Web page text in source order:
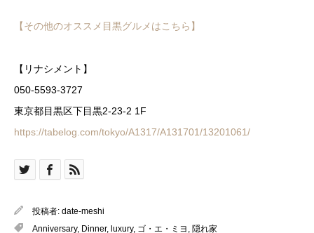
【その他のオススメ目黒グルメはこちら】
【リナシメント】
050-5593-3727
東京都目黒区下目黒2-23-2 1F
https://tabelog.com/tokyo/A1317/A131701/13201061/
投稿者: date-meshi
Anniversary, Dinner, luxury, ゴ・エ・ミヨ 隠れ家